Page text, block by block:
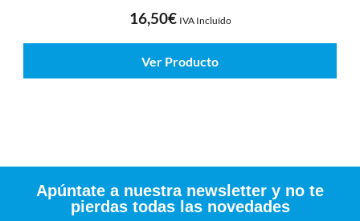
16,50€ IVA Incluído
Ver Producto
Apúntate a nuestra newsletter y no te
pierdas todas las novedades